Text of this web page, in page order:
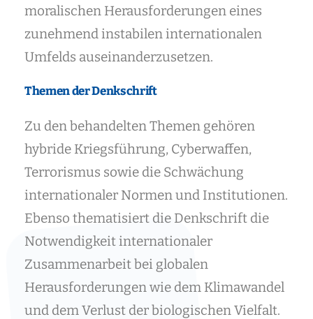
moralischen Herausforderungen eines
zunehmend instabilen internationalen
Umfelds auseinanderzusetzen.
Themen der Denkschrift
Zu den behandelten Themen gehören
hybride Kriegsführung, Cyberwaffen,
Terrorismus sowie die Schwächung
internationaler Normen und Institutionen.
Ebenso thematisiert die Denkschrift die
Notwendigkeit internationaler
Zusammenarbeit bei globalen
Herausforderungen wie dem Klimawandel
und dem Verlust der biologischen Vielfalt.